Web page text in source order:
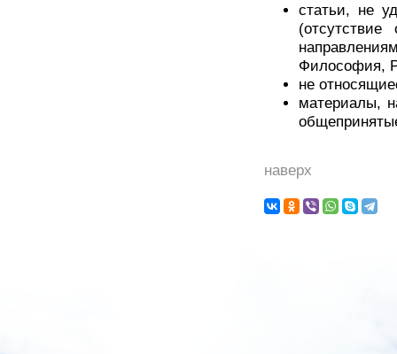
статьи, не
Философия,
не
материалы,
наверх